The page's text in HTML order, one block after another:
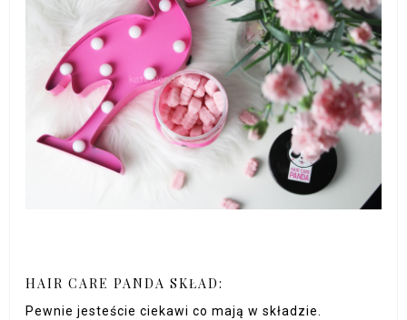
HAIR CARE PANDA SKŁAD:
Pewnie jesteście ciekawi co mają w składzie.